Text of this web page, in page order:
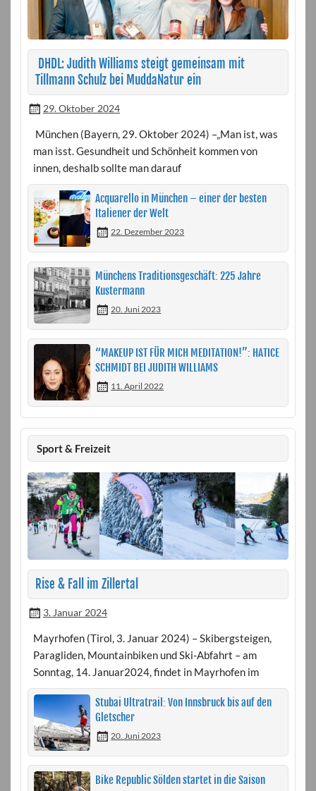
DHDL: Judith Williams steigt gemeinsam mit
Tillmann Schulz bei MuddaNatur ein
29. Oktober 2024
München (Bayern, 29. Oktober 2024) –„Man ist, was
man isst. Gesundheit und Schönheit kommen von
innen, deshalb sollte man darauf
Acquarello in München – einer der besten
Italiener der Welt
22. Dezember 2023
Münchens Traditionsgeschäft: 225 Jahre
Kustermann
20. Juni 2023
“MAKEUP IST FÜR MICH MEDITATION!”: HATICE
SCHMIDT BEI JUDITH WILLIAMS
11. April 2022
Sport & Freizeit
Rise & Fall im Zillertal
3. Januar 2024
Mayrhofen (Tirol, 3. Januar 2024) – Skibergsteigen,
Paragliden, Mountainbiken und Ski-Abfahrt – am
Sonntag, 14. Januar2024, findet in Mayrhofen im
Stubai Ultratrail: Von Innsbruck bis auf den
Gletscher
20. Juni 2023
Bike Republic Sölden startet in die Saison